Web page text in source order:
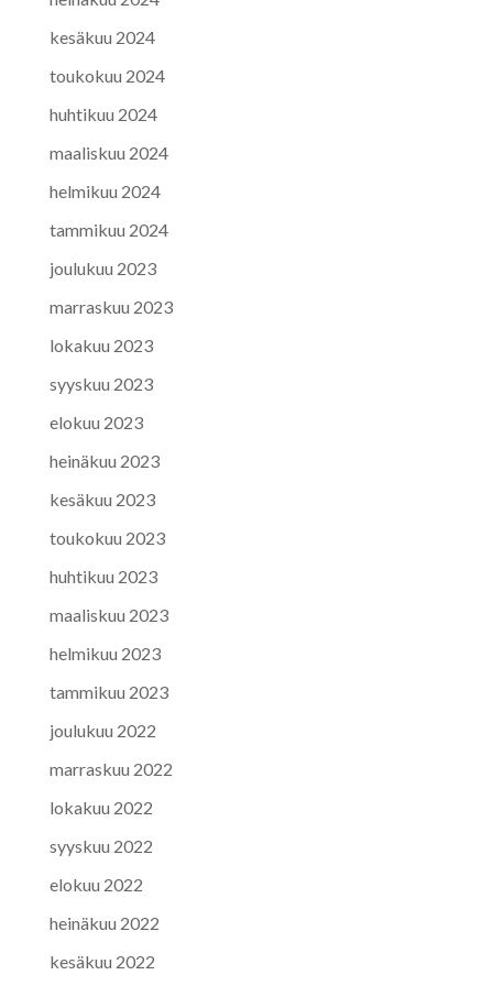
kesäkuu 2024
toukokuu 2024
huhtikuu 2024
maaliskuu 2024
helmikuu 2024
tammikuu 2024
joulukuu 2023
marraskuu 2023
lokakuu 2023
syyskuu 2023
elokuu 2023
heinäkuu 2023
kesäkuu 2023
toukokuu 2023
huhtikuu 2023
maaliskuu 2023
helmikuu 2023
tammikuu 2023
joulukuu 2022
marraskuu 2022
lokakuu 2022
syyskuu 2022
elokuu 2022
heinäkuu 2022
kesäkuu 2022